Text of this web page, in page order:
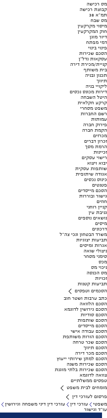
מס רכישה
קבוצת רכישה
תמ"א 38
מס שבח
מיסוי מקרקעין
חוק המקרקעין
דיור מוגן
דמי מפתח
פינוי בינוי
הסכם שכירות
עסקאות נדל"ן
קניית/מכירת דירה
בית משותף
תכנון ובניה
תיווך
ליקויי בניה
דירות מכונס נכסים
היטל השבחה
קרקע חקלאית
משפט מסחרי
רשם החברות
עמותות
פירוק חברה
הקמת חברה
מכרזים
זכרון דברים
הרמת מסך
זכיינות
רישוי עסקים
יבוא ויצוא
שותפות עסקית
אגודה שיתופית
כינוס נכסים
פטנטים
הסכם מייסדים
גישור ובוררות
חוזים
קניין רוחני
גניבת עין
נושאים נוספים
מיסים
דרכונים
משרד הבטחון ונכי צה"ל
תביעות יצוגיות
אגרות ומיסים
ניצולי שואה
סימני מסחר
מכס
ניכוי מס
מס הכנסה
זכויות
תביעות קטנות
הסכמים וטפסים
כתב ערבות ושטר חוב
הסכם הלוואה
הסכם גירושין לדוגמא
הסכם סודיות
הסכם שותפות
הסכם מייסדים
הסכם עבודה אישי
הסכם הורות משותפת
הסכם שכר טרחה
הסכם תיווך
הסכם מכר דירה
הסכם למתן שירותי ייעוץ
הסכם שכירות משנה
הסכם שכירות בלתי מוגנת
צוואה לדוגמא
טפסים ממשלתיים
מומחים לבית משפט
פרסום לעורכי דין
משפטי
עורכי דין עורכי דין דיני משפחה וגירושין
עו"ד וגישור